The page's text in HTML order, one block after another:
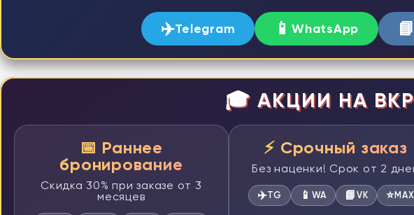
✈️Telegram 📱WhatsApp 📘
🎓 АКЦИИ НА
📅 Раннее
бронирование
Скидка 30% при заказе от 3
месяцев
⚡ Срочный заказ
Без наценки! Срок от 2
✈️TG 📱 WA 📘 VK ⭐MAX